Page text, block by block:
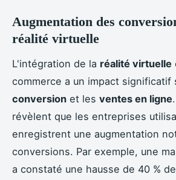
Augmentation des
réalité virtuelle
L'intégration de la réalité virtuelle
commerce a un impact significatif
conversion et les ventes en ligne
révèlent que les entreprises
enregistrent une augmentation
conversions. Par exemple, une
a constaté une hausse de 40 %